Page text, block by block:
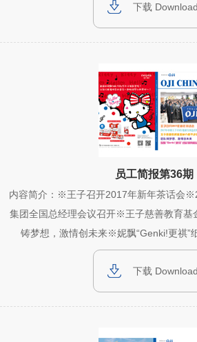
下载 Download
员工简报第36期
内容简介：※王子召开2017年新年茶话会
集团全国总经理会议召开※王子慈善教育
铸梦想，激情创未来※妮飘“Genki!更祺”
下载 Download